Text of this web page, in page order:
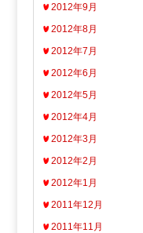
2012年9月
2012年8月
2012年7月
2012年6月
2012年5月
2012年4月
2012年3月
2012年2月
2012年1月
2011年12月
2011年11月